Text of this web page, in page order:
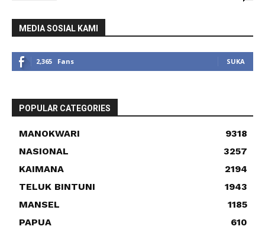
MEDIA SOSIAL KAMI
2,365 Fans SUKA
POPULAR CATEGORIES
MANOKWARI
9318
NASIONAL
3257
KAIMANA
2194
TELUK BINTUNI
1943
MANSEL
1185
PAPUA
610